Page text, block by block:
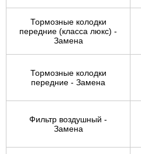
Тормозные колодки
передние (класса люкс) -
Замена
Тормозные колодки
передние - Замена
Фильтр воздушный -
Замена